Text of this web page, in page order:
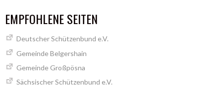
EMPFOHLENE SEITEN
Deutscher Schützenbund e.V.
Gemeinde Belgershain
Gemeinde Großpösna
Sächsischer Schützenbund e.V.